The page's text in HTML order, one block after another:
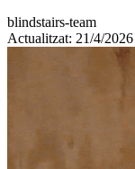
blindstairs-team
Actualitzat: 21/4/2026